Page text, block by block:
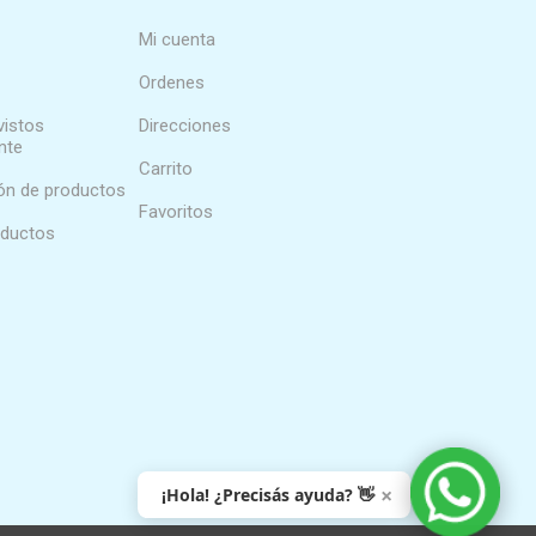
de productos
Mi cuenta
Ordenes
Direcciones
Carrito
Favoritos
¡Hola! ¿Precisás ayuda? 👋 ×